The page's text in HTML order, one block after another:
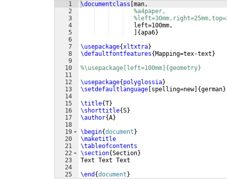
1
2
3
4
5
6
7
8
9
10
11
12
13
14
15
16
17
18
19
20
21
22
23
24
25
\documentclass man,
%a4paper,
   left=100mm,
{apa6}
\usepackage{xltxtra}
\defaultfontfeatures{ Mapping=tex-text }
%\usepackage[left=100mm]{geometry}
\usepackage{ polyglossia}
\setdefaultlanguage spelling=new] {german}
\title{T}
\shorttitle{S}
\author{A}
\begin{document }
\maketitle
\tableofcontents
\section{Section}
Text Text Text
\end {document }